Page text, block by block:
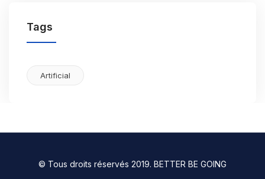
Tags
Artificial
© Tous droits réservés 2019. BETTER BE GOING